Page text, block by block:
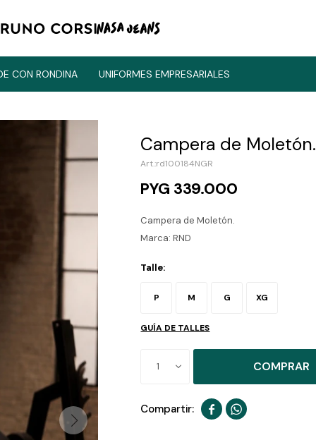
CON RONDINA UNIFORMES EMPRESARIALES
Campera de Moletón.
rd100184NGR
PYG 339.000
Campera de Moletón.
Marca: RND
Talle:
P M G XG
GUÍA DE TALLES
1 COMPRAR
 